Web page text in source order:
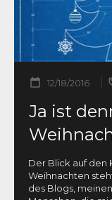
12/18/2016
Ja ist
Der Blick auf den
Weihnachten
des Blogs,